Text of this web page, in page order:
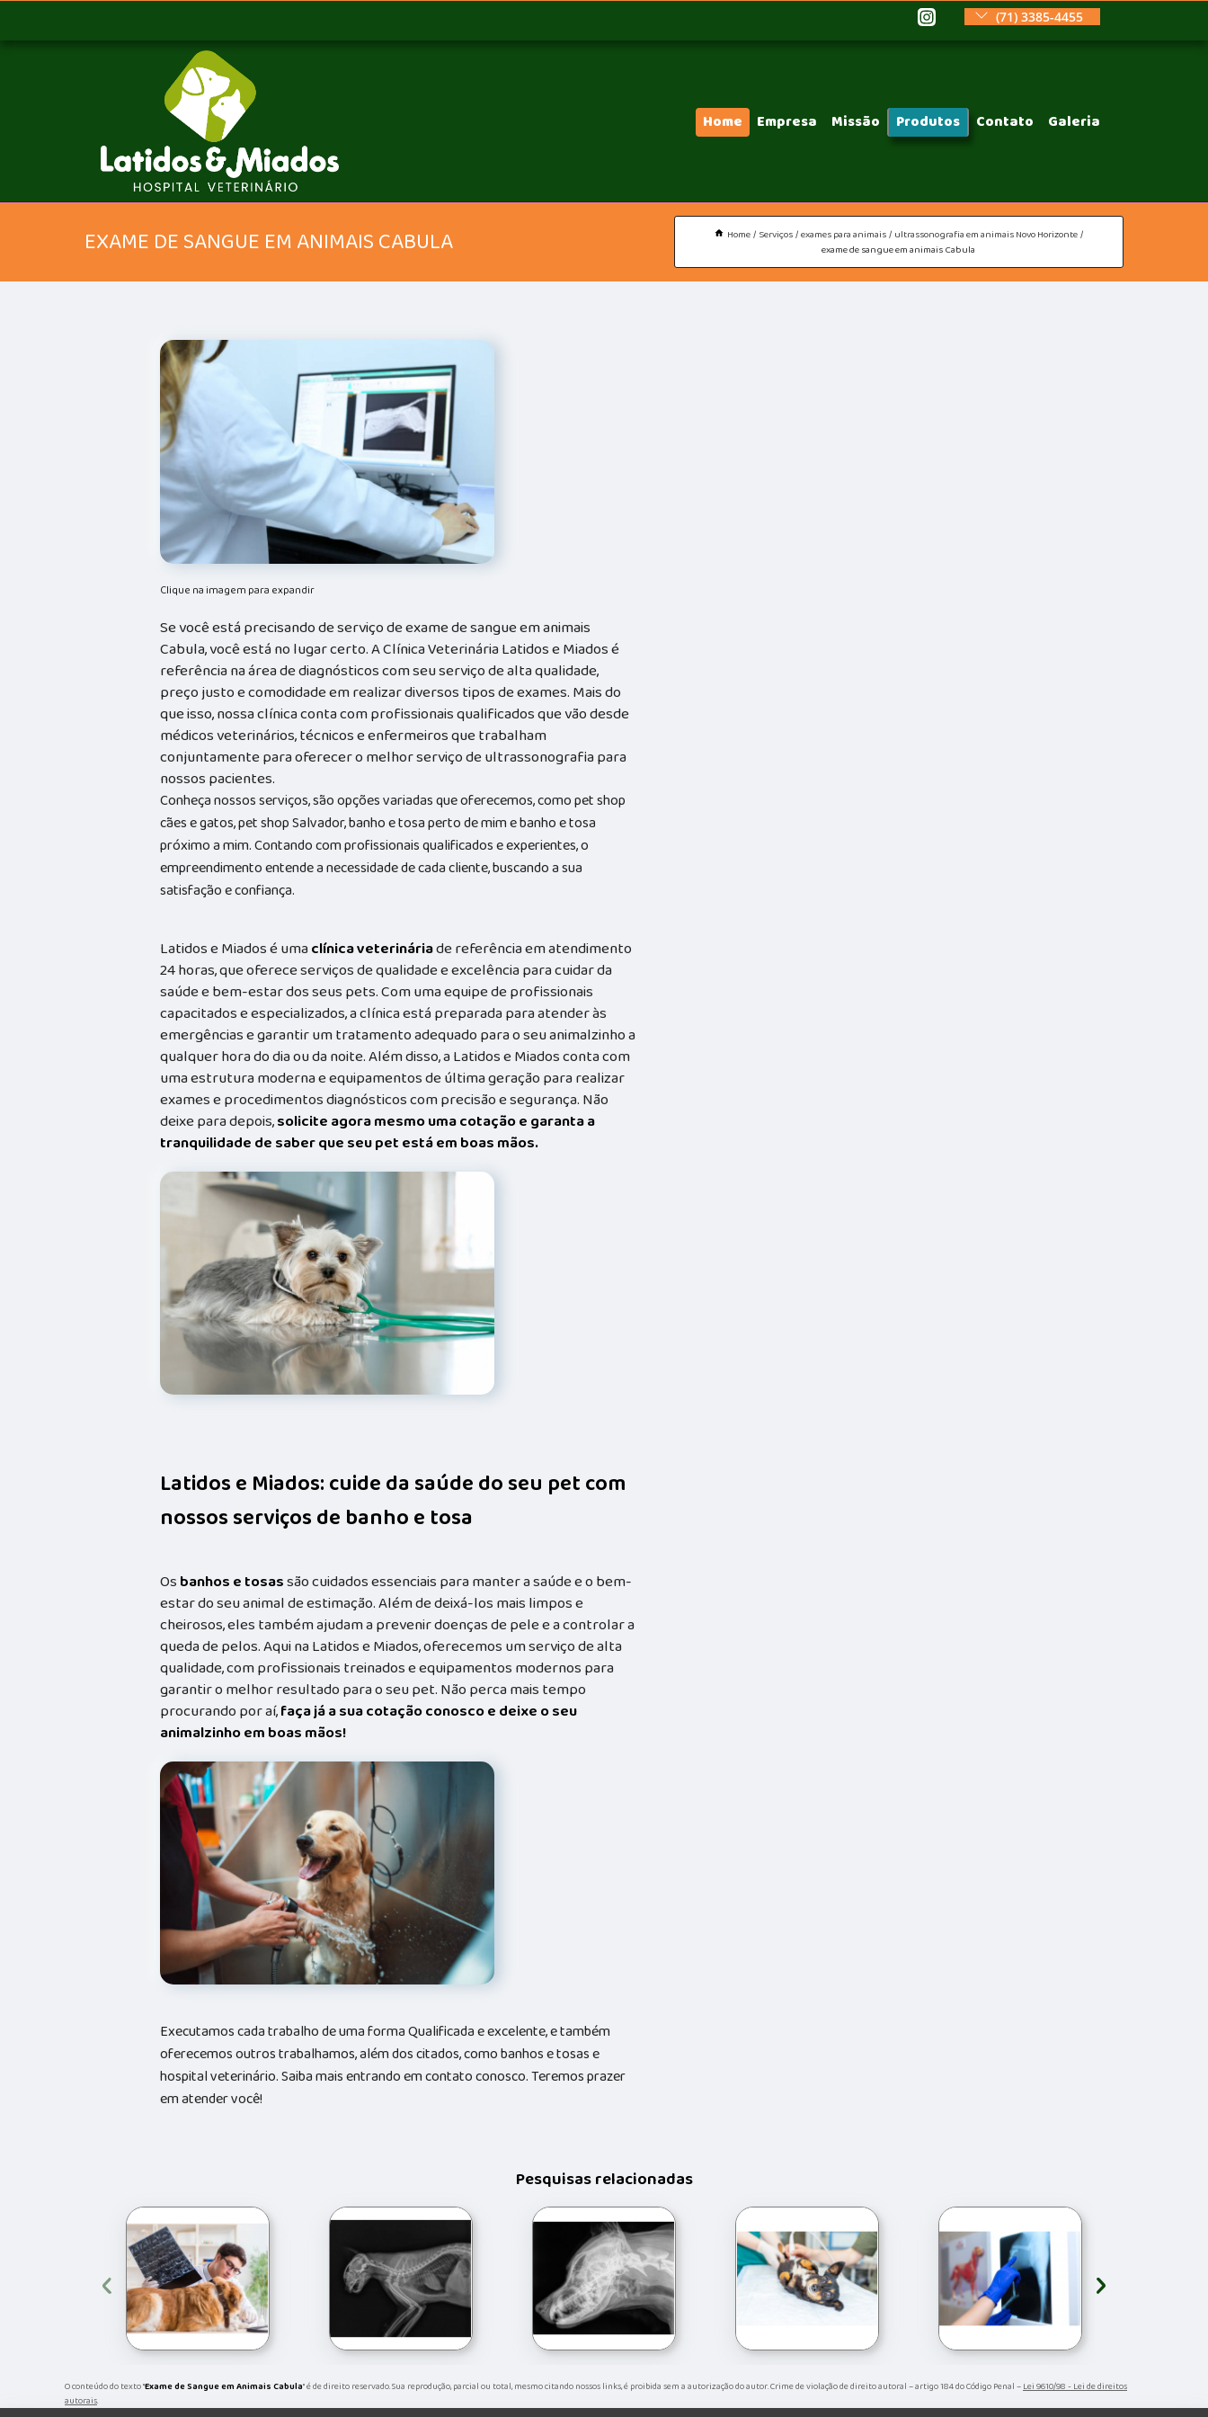
(71) 3385-4455
Home Empresa Missão Produtos Contato Galeria
EXAME DE SANGUE EM ANIMAIS CABULA Home Serviços exames para animais ultrassonografia em animais Novo Horizonte
exame de sangue em animais Cabula
Clique na imagem para expandir
Se você está precisando de serviço de exame de sangue em animais
Cabula, você está no lugar certo. A Clínica Veterinária Latidos e Miados é
referência na área de diagnósticos com seu serviço de alta qualidade,
preço justo e comodidade em realizar diversos tipos de exames. Mais do
que isso, nossa clínica conta com profissionais qualificados que vão desde
médicos veterinários, técnicos e enfermeiros que trabalham
conjuntamente para oferecer o melhor serviço de ultrassonografia para
nossos pacientes.
Conheça nossos serviços, são opções variadas que oferecemos, como pet shop
cães e gatos, pet shop Salvador, banho e tosa perto de mim e banho e tosa
próximo a mim. Contando com profissionais qualificados e experientes, o
empreendimento entende a necessidade de cada cliente, buscando a sua
satisfação e confiança.
Latidos e Miados é umaclínica veterináriade referência em atendimento
24 horas, que oferece serviços de qualidade e excelência para cuidar da
saúde e bem-estar dos seus pets. Com uma equipe de profissionais
capacitados e especializados, a clínica está preparada para atender às
emergências e garantir um tratamento adequado para o seu animalzinho a
qualquer hora do dia ou da noite. Além disso, a Latidos e Miados conta com
uma estrutura moderna e equipamentos de última geração para realizar
exames e procedimentos diagnósticos com precisão e segurança. Não
deixe para depois,solicite agora mesmo uma cotação e garanta a
tranquilidade de saber que seu pet está em boas mãos.
Latidos e Miados: cuide da saúde do seu pet com
nossos serviços de banho e tosa
Osbanhos e tosassão cuidados essenciais para manter a saúde e o bem-
estar do seu animal de estimação. Além de deixá-los mais limpos e
cheirosos, eles também ajudam a prevenir doenças de pele e a controlar a
queda de pelos. Aqui na Latidos e Miados, oferecemos um serviço de alta
qualidade, com profissionais treinados e equipamentos modernos para
garantir o melhor resultado para o seu pet. Não perca mais tempo
procurando por aí,faça já a sua cotação conosco e deixe o seu
animalzinho em boas mãos!
Executamos cada trabalho de uma forma Qualificada e excelente, e também
oferecemos outros trabalhamos, além dos citados, como banhos e tosas e
hospital veterinário. Saiba mais entrando em contato conosco. Teremos prazer
em atender você!
Pesquisas relacionadas
‹ ›
O conteúdo do texto "Exame de Sangue em Animais Cabula" é de direito reservado. Sua reprodução, parcial ou total, mesmo citando nossos links, é proibida sem a autorização do autor. Crime de violação de direito autoral – artigo 184 do Código Penal –Lei 9610/98 - Lei de direitos
autorais.